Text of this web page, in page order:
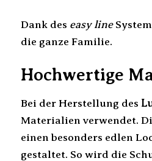
Dank des easy line
die ganze Familie.
Hochwertige
Bei der Herstellung des
Materialien verwendet.
einen besonders edlen
gestaltet. So wird die